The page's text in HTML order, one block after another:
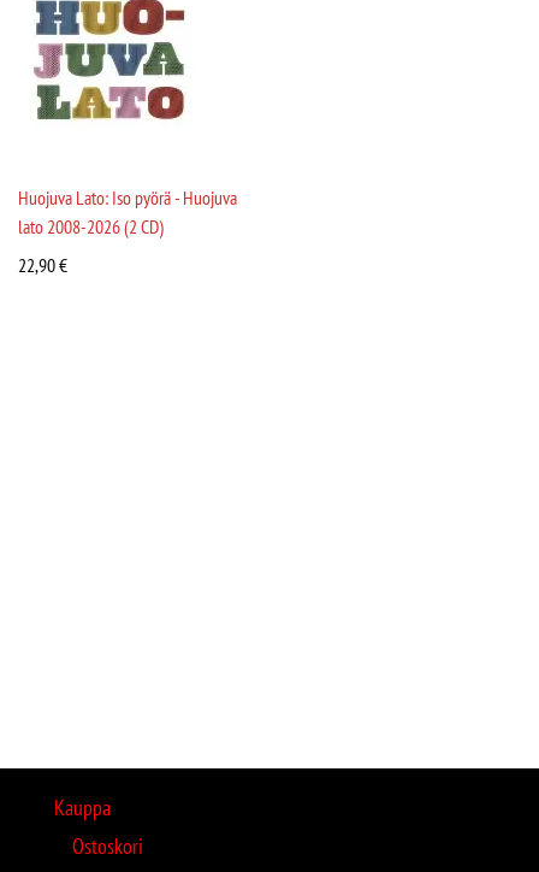
Huojuva Lato: Iso pyörä - Huojuva
lato 2008-2026 (2 CD)
22,90€
Kauppa
Ostoskori